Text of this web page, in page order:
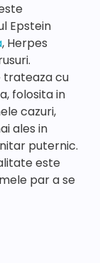
Epstein
, Herpes
trateaza cu
folosita in
cazuri,
ales in
puternic.
este
par a se